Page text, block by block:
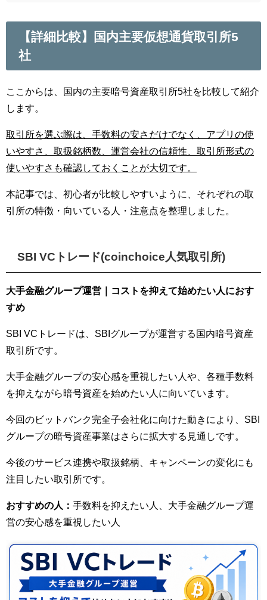
【詳細比較】国内主要仮想通貨取引所5
社
ここからは、国内の主要暗号資産取引所5社を比較して紹介
します。
取引所を選ぶ際は、手数料の安さだけでなく、アプリの使
いやすさ、取扱銘柄数、運営会社の信頼性、取引所形式の
使いやすさも確認しておくことが大切です。
本記事では、初心者が比較しやすいように、それぞれの取
引所の特徴・向いている人・注意点を整理しました。
SBI VCトレード(coinchoice人気取引所)
大手金融グループ運営｜コストを抑えて始めたい人におす
すめ
SBI VCトレードは、SBIグループが運営する国内暗号資産
取引所です。
大手金融グループの安心感を重視したい人や、各種手数料
を抑えながら暗号資産を始めたい人に向いています。
今回のビットバンク完全子会社化に向けた動きにより、SBI
グループの暗号資産事業はさらに拡大する見通しです。
今後のサービス連携や取扱銘柄、キャンペーンの変化にも
注目したい取引所です。
おすすめの人： 手数料を抑えたい人、大手金融グループ運
営の安心感を重視したい人